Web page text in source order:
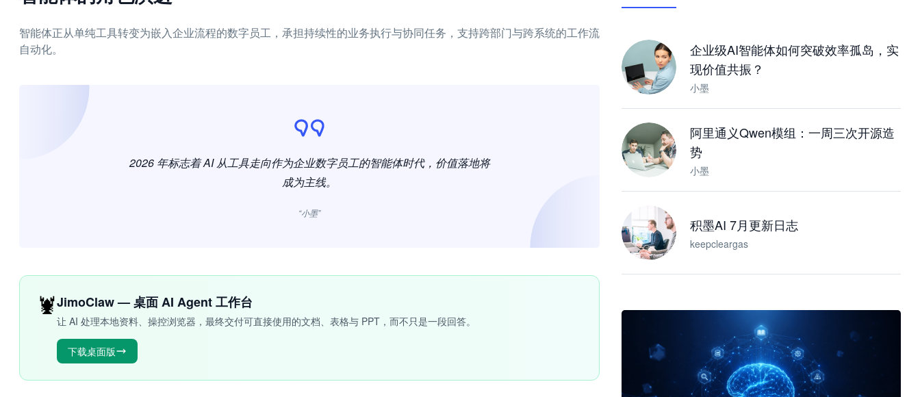
智能体正从单纯工具转变为嵌入企业流程的数字员工，承担持续性的业务执行与协同任务，支持跨部门与跨系统的工作流
自动化。
2026 年标志着 AI 从工具走向作为企业数字员工的智能体时代，价值落地将
成为主线。
“小墨”
🦞JimoClaw — 桌面 AI Agent 工作台
让 AI 处理本地资料、操控浏览器，最终交付可直接使用的文档、表格与 PPT，而不只是一段回答。
下载桌面版
企业级AI智能体如何突破效率孤岛，实
现价值共振？
小墨
阿里通义Qwen模组：一周三次开源造
势
小墨
积墨AI 7月更新日志
keepcleargas